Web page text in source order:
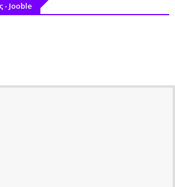
- Jooble